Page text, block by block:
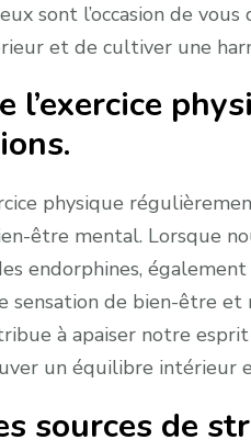
sont l’occasion de
et de cultiver une
l’exercice
physique
être mental. Lorsque
endorphines,
sensation de bien-être
à apaiser notre
un équilibre intérieur
sources de